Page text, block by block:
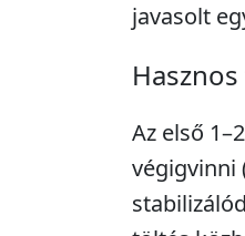
javasolt
Az első
végigvinni